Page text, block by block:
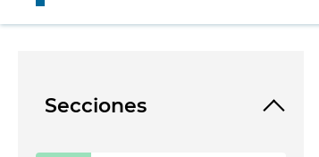
Secciones